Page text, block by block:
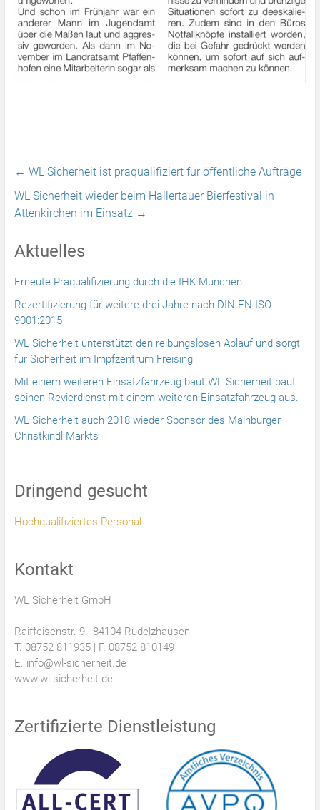
← WL Sicherheit ist präqualifiziert für öffentliche Aufträge
WL Sicherheit wieder beim Hallertauer Bierfestival in
Attenkirchen im Einsatz →
Aktuelles
Erneute Präqualifizierung durch die IHK München
Rezertifizierung für weitere drei Jahre nach DIN EN ISO
9001:2015
WL Sicherheit unterstützt den reibungslosen Ablauf und sorgt
für Sicherheit im Impfzentrum Freising
Mit einem weiteren Einsatzfahrzeug baut WL Sicherheit baut
seinen Revierdienst mit einem weiteren Einsatzfahrzeug aus.
WL Sicherheit auch 2018 wieder Sponsor des Mainburger
Christkindl Markts
Dringend gesucht
Hochqualifiziertes Personal
Kontakt
WL Sicherheit GmbH
Raiffeisenstr. 9 | 84104 Rudelzhausen
T. 08752 811935 | F. 08752 810149
E. info@wl-sicherheit.de
www.wl-sicherheit.de
Zertifizierte Dienstleistung